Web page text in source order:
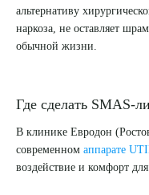
альтернативу
наркоза, не оставляет
обычной жизни.
Где сделать SMAS-
В клинике Евродон
современном аппарате
воздействие и комфорт
Я даю согласие на